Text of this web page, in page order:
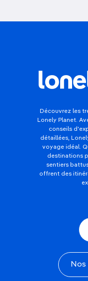
des adresses haut
à grimper pendant
Découvrez les
Lonely Planet.
conseils
détaillées,
voyage idéal.
destinations
sentiers
offrent des
Nos